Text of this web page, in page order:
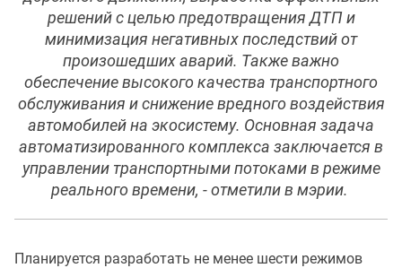
решений с целью предотвращения ДТП и
минимизация негативных последствий от
произошедших аварий. Также важно
обеспечение высокого качества транспортного
обслуживания и снижение вредного воздействия
автомобилей на экосистему. Основная задача
автоматизированного комплекса заключается в
управлении транспортными потоками в режиме
реального времени, - отметили в мэрии.
Планируется разработать не менее шести режимов